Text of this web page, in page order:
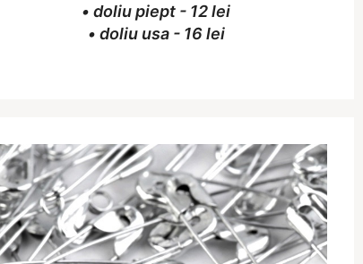
• doliu piept - 12 lei
• doliu usa - 16 lei